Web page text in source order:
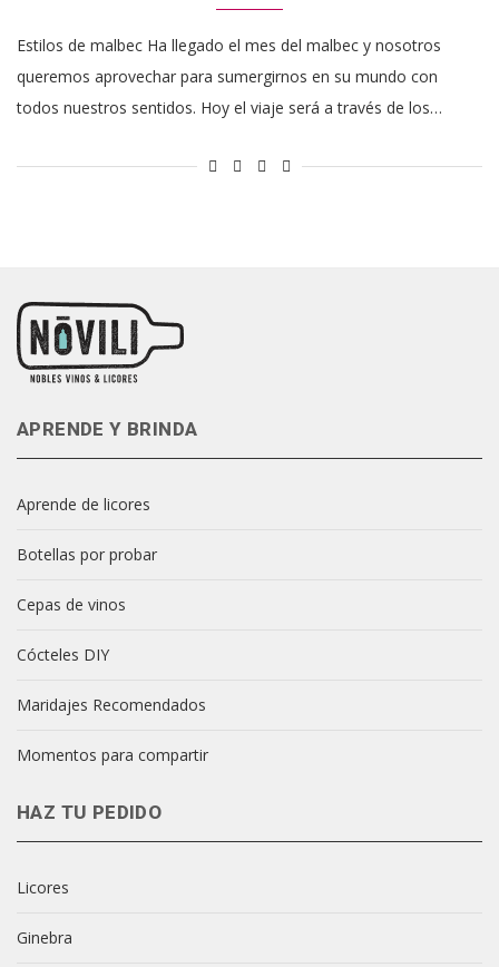
Estilos de malbec Ha llegado el mes del malbec y nosotros
queremos aprovechar para sumergirnos en su mundo con
todos nuestros sentidos. Hoy el viaje será a través de los…
APRENDE Y BRINDA
Aprende de licores
Botellas por probar
Cepas de vinos
Cócteles DIY
Maridajes Recomendados
Momentos para compartir
HAZ TU PEDIDO
Licores
Ginebra